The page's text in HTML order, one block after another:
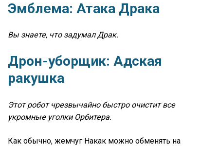
Эмблема: Атака Драка
Вы знаете, что задумал Драк.
Дрон-уборщик: Адская
ракушка
Этот робот чрезвычайно быстро очистит все
укромные уголки Орбитера.
Как обычно, жемчуг Накак можно обменять на